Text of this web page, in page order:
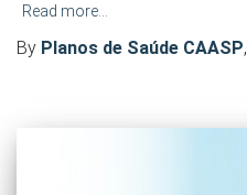
Read more…
By Planos de Saúde CAASP,